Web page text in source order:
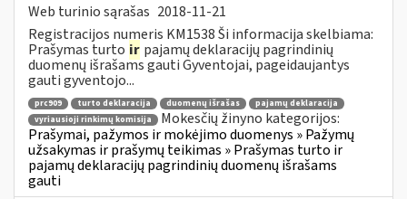
Web turinio sąrašas 2018-11-21
Registracijos numeris KM1538 Ši informacija skelbiama:
Prašymas turto ir pajamų deklaracijų pagrindinių
duomenų išrašams gauti Gyventojai, pageidaujantys
gauti gyventojo...
prc909 turto deklaracija duomenų išrašas
pajamų deklaracija
vyriausioji rinkimų komisija
Mokesčių žinyno kategorijos:
Prašymai, pažymos ir mokėjimo duomenys » Pažymų
užsakymas ir prašymų teikimas » Prašymas turto ir
pajamų deklaracijų pagrindinių duomenų išrašams
gauti